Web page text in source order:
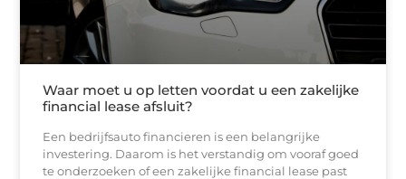
Waar moet u op letten voordat u een zakelijke
financial lease afsluit?
Een bedrijfsauto financieren is een belangrijke
investering. Daarom is het verstandig om vooraf goed
te onderzoeken of een zakelijke financial lease past